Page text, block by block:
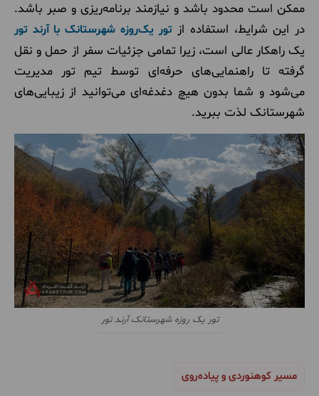
ممکن است محدود باشد و نیازمند برنامه‌ریزی و صبر باشد.
در این شرایط، استفاده ازتور یک‌روزه شهرستانک با آرند تور
یک راهکار عالی است، زیرا تمامی جزئیات سفر از حمل و نقل
گرفته تا راهنمایی‌های حرفه‌ای توسط تیم تور مدیریت
می‌شود و شما بدون هیچ دغدغه‌ای می‌توانید از زیبایی‌های
شهرستانک لذت ببرید.
تور یک روزه شهرستانک آرند تور
مسیر کوهنوردی و پیاده‌روی